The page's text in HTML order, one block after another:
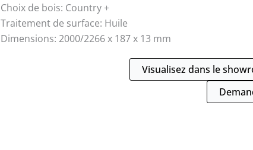
Choix de bois: Country +
Traitement de surface: Huile
Dimensions: 2000/2266 x 187 x 13 mm
Visualisez dans le